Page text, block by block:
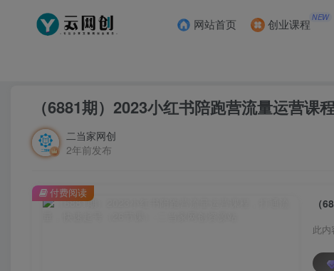
网站首页 创业课程 NEW
（6881期）2023小红书陪跑营流量运营课
二当家网创
2年前发布
（
此内
付费阅读